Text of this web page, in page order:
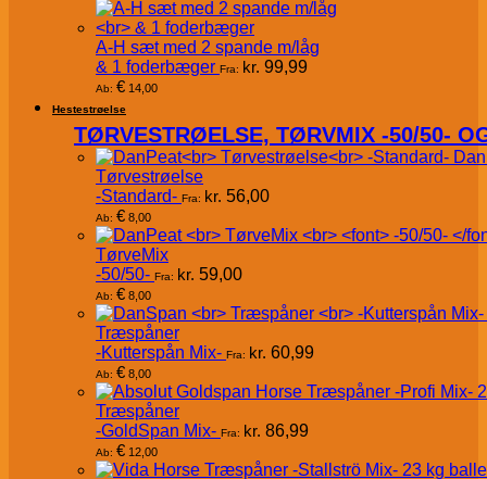
A-H sæt med 2 spande m/låg
& 1 foderbæger Fra: kr. 99,99
Ab: € 14,00
Hestestrøelse
TØRVESTRØELSE, TØRVMIX -50/50-
Tørvestrøelse
-Standard- Fra: kr. 56,00
Ab: € 8,00
TørveMix
-50/50- Fra: kr. 59,00
Ab: € 8,00
Træspåner
-Kutterspån Mix- Fra: kr. 60,99
Ab: € 8,00
Træspåner
-GoldSpan Mix- Fra: kr. 86,99
Ab: € 12,00